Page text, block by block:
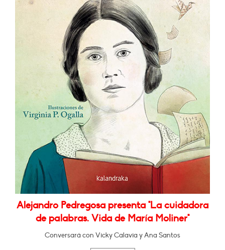
Alejandro Pedregosa presenta "La cuidadora
de palabras. Vida de María Moliner"
Conversará con Vicky Calavia y Ana Santos